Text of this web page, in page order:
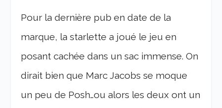
Pour la dernière pub en date de la
marque, la starlette a joué le jeu en
posant cachée dans un sac immense. On
dirait bien que Marc Jacobs se moque
un peu de Posh…ou alors les deux ont un